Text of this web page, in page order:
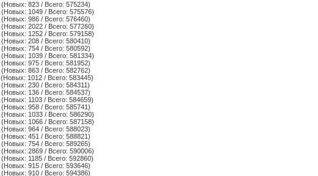
(Новых: 823 / Всего: 575234)
(Новых: 1049 / Всего: 575576)
(Новых: 986 / Всего: 576460)
(Новых: 2022 / Всего: 577260)
(Новых: 1252 / Всего: 579158)
(Новых: 208 / Всего: 580410)
(Новых: 754 / Всего: 580592)
(Новых: 1039 / Всего: 581334)
(Новых: 975 / Всего: 581952)
(Новых: 863 / Всего: 582762)
(Новых: 1012 / Всего: 583445)
(Новых: 230 / Всего: 584311)
(Новых: 136 / Всего: 584537)
(Новых: 1103 / Всего: 584659)
(Новых: 958 / Всего: 585741)
(Новых: 1033 / Всего: 586290)
(Новых: 1066 / Всего: 587158)
(Новых: 964 / Всего: 588023)
(Новых: 451 / Всего: 588821)
(Новых: 754 / Всего: 589265)
(Новых: 2869 / Всего: 590006)
(Новых: 1185 / Всего: 592860)
(Новых: 915 / Всего: 593646)
(Новых: 910 / Всего: 594386)